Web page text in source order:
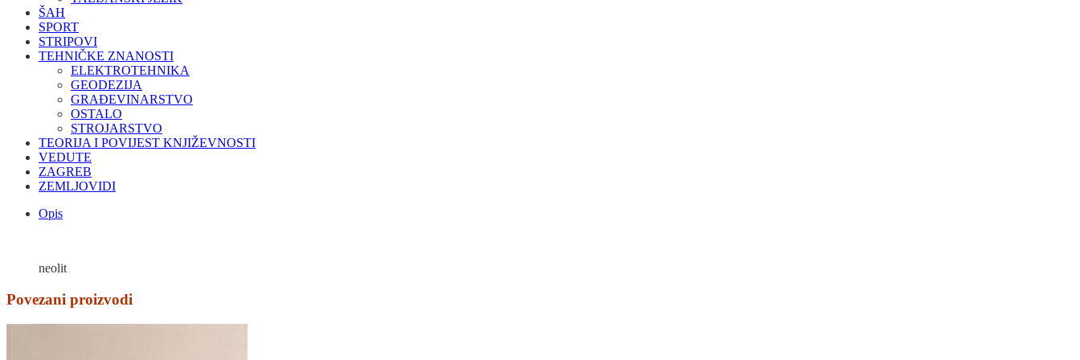
ŠAH
SPORT
STRIPOVI
TEHNIČKE ZNANOSTI
ELEKTROTEHNIKA
GEODEZIJA
GRAĐEVINARSTVO
OSTALO
STROJARSTVO
TEORIJA I POVIJEST KNJIŽEVNOSTI
VEDUTE
ZAGREB
ZEMLJOVIDI
Opis
neolit
Povezani proizvodi